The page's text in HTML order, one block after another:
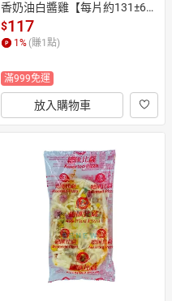
香奶油白醬雞【每片約131±6公
克】 《大欣亨》B353013
$117
1 % (賺1 點)
滿999免運
放入購物車